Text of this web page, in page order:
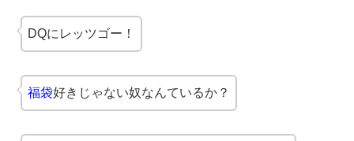
DQにレッツゴー！
福袋好きじゃない奴なんているか？